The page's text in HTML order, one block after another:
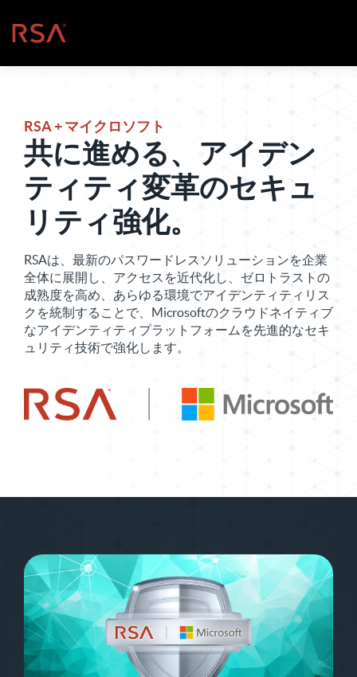
ホーム
RSA + マイクロソフト
共に進める、アイデン
ティティ変革のセキュ
リティ強化。
RSAは、最新のパスワードレスソリューションを企業
全体に展開し、アクセスを近代化し、ゼロトラストの
成熟度を高め、あらゆる環境でアイデンティティリス
クを統制することで、Microsoftのクラウドネイティブ
なアイデンティティプラットフォームを先進的なセキ
ュリティ技術で強化します。